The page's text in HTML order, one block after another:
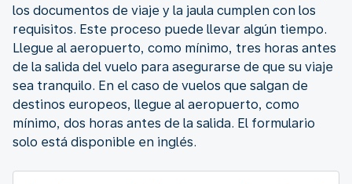
los documentos de viaje y la jaula cumplen con los
requisitos. Este proceso puede llevar algún tiempo.
Llegue al aeropuerto, como mínimo, tres horas antes
de la salida del vuelo para asegurarse de que su viaje
sea tranquilo. En el caso de vuelos que salgan de
destinos europeos, llegue al aeropuerto, como
mínimo, dos horas antes de la salida. El formulario
solo está disponible en inglés.